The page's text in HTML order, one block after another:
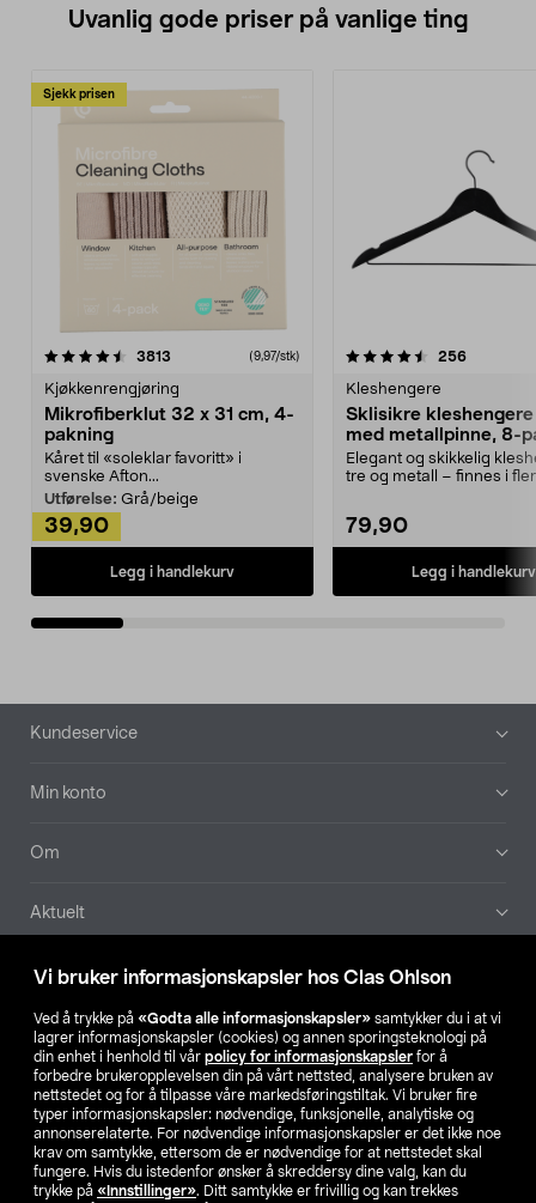
Vi bruker informasjonskapsler hos Clas Ohlson
Ved å trykke på «Godta alle informasjonskapsler» samtykker du i at vi
lagrer informasjonskapsler (cookies) og annen sporingsteknologi på
din enhet i henhold til vår policy for informasjonskapsler for å
forbedre brukeropplevelsen din på vårt nettsted, analysere bruken av
nettstedet og for å tilpasse våre markedsføringstiltak. Vi bruker fire
typer informasjonskapsler: nødvendige, funksjonelle, analytiske og
annonserelaterte. For nødvendige informasjonskapsler er det ikke noe
krav om samtykke, ettersom de er nødvendige for at nettstedet skal
fungere. Hvis du istedenfor ønsker å skreddersy dine valg, kan du
trykke på «Innstillinger». Ditt samtykke er frivillig og kan trekkes
Uvanlig gode priser på vanlige ting
Sjekk prisen
3813 anmeldelser(9,97/stk)
Kjøkkenrengjøring
Mikrofiberklut 32 x 31 cm, 4-
pakning
Kåret til «soleklar favoritt» i
svenske Afton...
Utførelse: Grå/beige
39,90
Legg i handlekurv
4.5av 5 stjerner 256
Kleshengere
Sklisikre
med metallpinne, 8-
Elegant og skikkelig
tre og metall – finnes i
79,90
Legg i handlekurv
4.5av 5 stjerner
Bunntekst
Kundeservice
Min konto
Om
Aktuelt
Våre selskaper
Finn din butikk
SE NO FI